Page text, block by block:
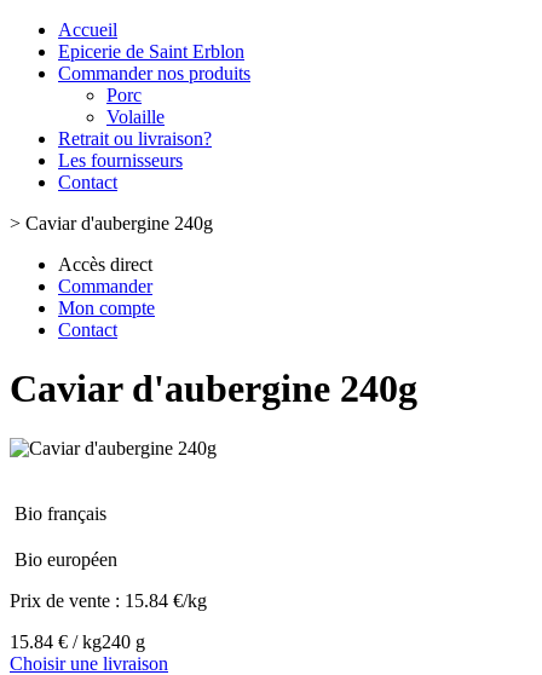
Accueil
Epicerie de Saint Erblon
Commander nos produits
Porc
Volaille
Retrait ou livraison?
Les fournisseurs
Contact
> Caviar d'aubergine 240g
Accès direct
Commander
Mon compte
Contact
Caviar d'aubergine 240g
Bio français
Bio européen
Prix de vente : 15.84 €/kg
15.84 € / kg240 g
Choisir une livraison